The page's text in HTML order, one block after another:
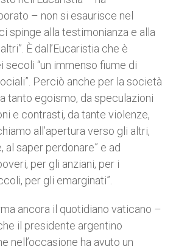
– non si esaurisce nel
spinge alla testimonianza e alla
È dall’Eucaristia che è
“un immenso fiume di
Perciò anche per la società
tanto egoismo, da speculazioni
e contrasti, da tante violenze,
all’apertura verso gli altri,
al saper perdonare” e ad
per gli anziani, per i
per gli emarginati”.
ancora il quotidiano vaticano –
il presidente argentino
nell’occasione ha avuto un